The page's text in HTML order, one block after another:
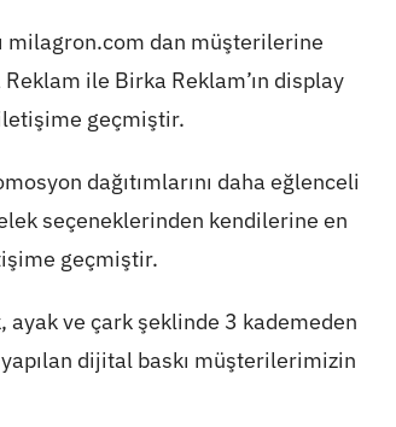
milagron.com dan müşterilerine
ile Birka Reklam’ın display
geçmiştir.
dağıtımlarını daha eğlenceli
seçeneklerinden kendilerine en
geçmiştir.
ayak ve çark şeklinde 3 kademeden
dijital baskı müşterilerimizin